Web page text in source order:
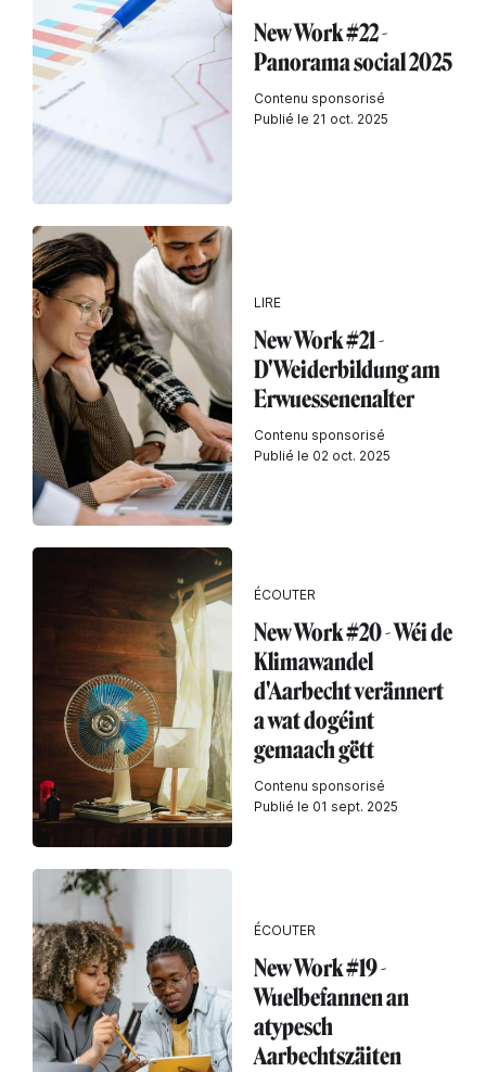
New Work #22 -
Panorama social 2025
Contenu sponsorisé
Publié le 21 oct. 2025
LIRE
New Work #21 -
D'Weiderbildung am
Erwuessenenalter
Contenu sponsorisé
Publié le 02 oct. 2025
ÉCOUTER
New Work #20 - Wéi de
Klimawandel
d'Aarbecht verännert
a wat dogéint
gemaach gëtt
Contenu sponsorisé
Publié le 01 sept. 2025
ÉCOUTER
New Work #19 -
Wuelbefannen an
atypesch
Aarbechtszäiten